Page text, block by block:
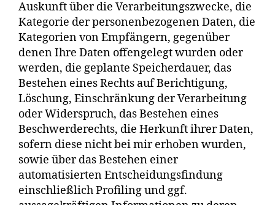
Auskunft über die Verarbeitungszwecke, die
Kategorie der personenbezogenen Daten, die
Kategorien von Empfängern, gegenüber
denen Ihre Daten offengelegt wurden oder
werden, die geplante Speicherdauer, das
Bestehen eines Rechts auf Berichtigung,
Löschung, Einschränkung der Verarbeitung
oder Widerspruch, das Bestehen eines
Beschwerderechts, die Herkunft ihrer Daten,
sofern diese nicht bei mir erhoben wurden,
sowie über das Bestehen einer
automatisierten Entscheidungsfindung
einschließlich Profiling und ggf.